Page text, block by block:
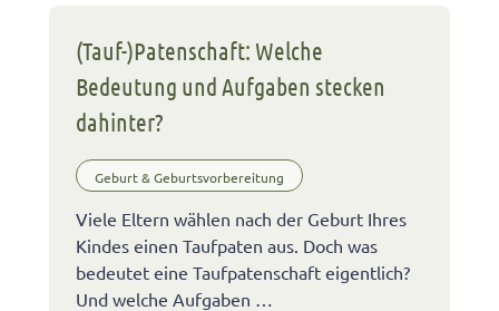
(Tauf-)Patenschaft: Welche
Bedeutung und Aufgaben stecken
dahinter?
Geburt & Geburtsvorbereitung
Viele Eltern wählen nach der Geburt Ihres
Kindes einen Taufpaten aus. Doch was
bedeutet eine Taufpatenschaft eigentlich?
Und welche Aufgaben …